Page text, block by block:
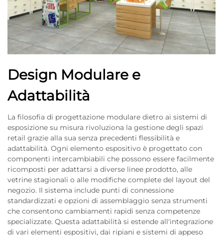
Design Modulare e
Adattabilità
La filosofia di progettazione modulare dietro ai sistemi di
esposizione su misura rivoluziona la gestione degli spazi
retail grazie alla sua senza precedenti flessibilità e
adattabilità. Ogni elemento espositivo è progettato con
componenti intercambiabili che possono essere facilmente
ricomposti per adattarsi a diverse linee prodotto, alle
vetrine stagionali o alle modifiche complete del layout del
negozio. Il sistema include punti di connessione
standardizzati e opzioni di assemblaggio senza strumenti
che consentono cambiamenti rapidi senza competenze
specializzate. Questa adattabilità si estende all'integrazione
di vari elementi espositivi, dai ripiani e sistemi di appeso